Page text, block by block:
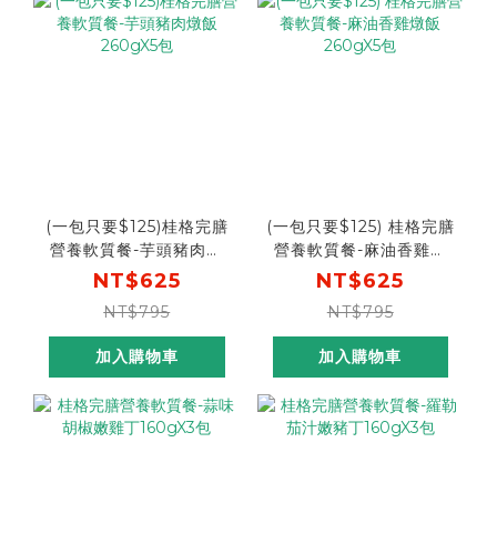
(一包只要$125)桂格完膳
營養軟質餐-芋頭豬肉燉
飯260gX5包
NT$625
NT$795
加入購物車
(一包只要$125) 桂格完膳
營養軟質餐-麻油香雞燉
飯260gX5包
NT$625
NT$795
加入購物車